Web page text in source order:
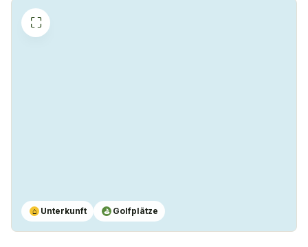
⛶
⌂ Unterkunft ⛳ Golfplätze